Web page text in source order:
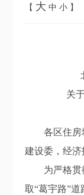
【 大 中 小 】
北
关于
各区住房城
建设委，经济
为严格贯彻
取“葛宇路”